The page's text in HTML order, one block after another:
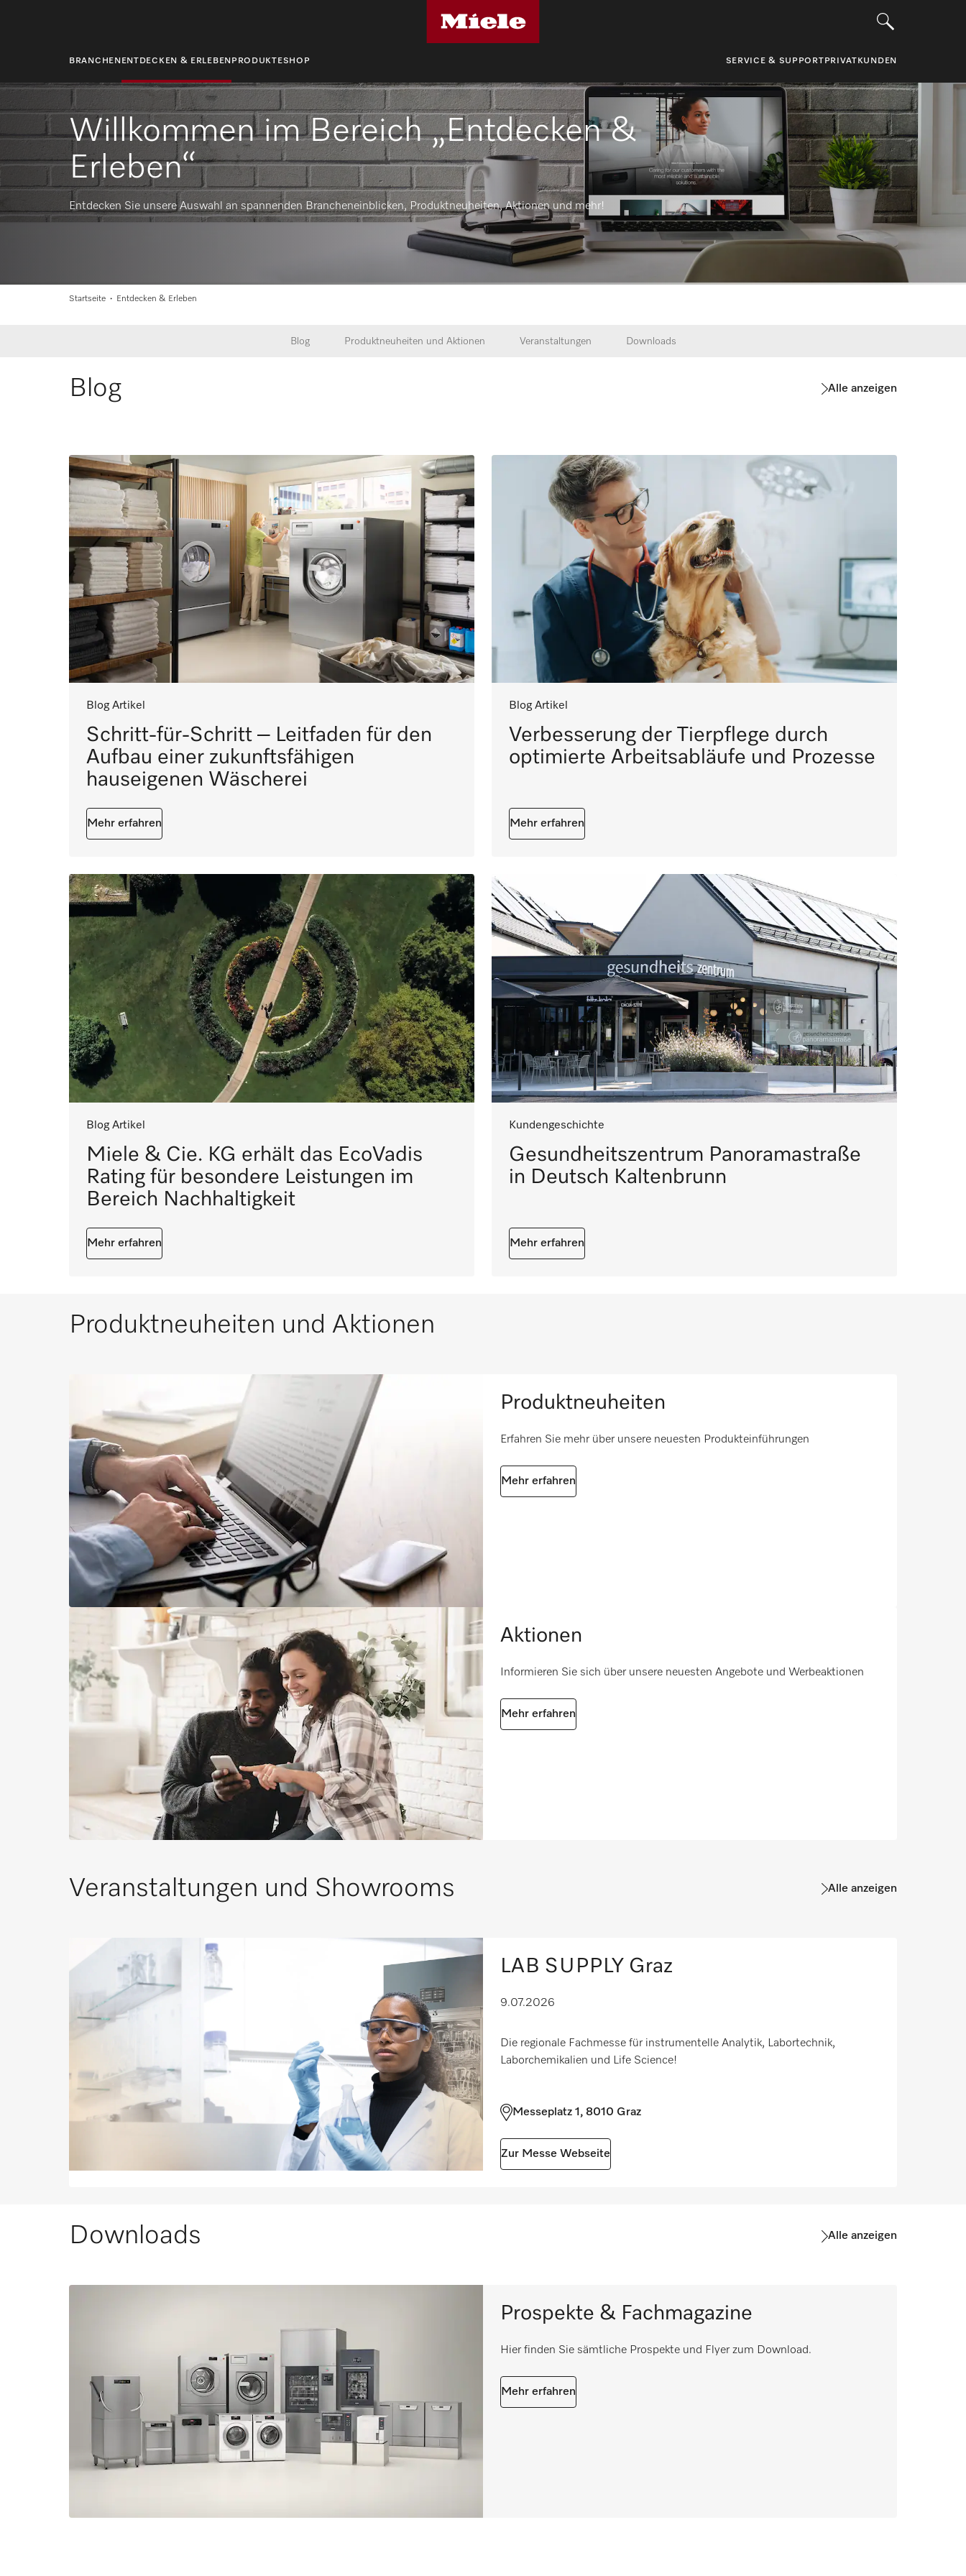
BRANCHEN ENTDECKEN & ERLEBEN PRODUKTESHOP SERVICE & SUPPORT PRIVATKUNDEN
Willkommen im Bereich „Entdecken &
Erleben“
Entdecken Sie unsere Auswahl an spannenden Brancheneinblicken, Produktneuheiten, Aktionen und mehr!
Startseite Entdecken & Erleben
Blog Produktneuheiten und Aktionen Veranstaltungen Downloads
Blog Alle anzeigen
Blog Artikel
Schritt-für-Schritt – Leitfaden für den
Aufbau einer zukunftsfähigen
hauseigenen Wäscherei
Mehr erfahren
Blog Artikel
Verbesserung der Tierpflege durch
optimierte Arbeitsabläufe und Prozesse
Mehr erfahren
Blog Artikel
Miele & Cie. KG erhält das EcoVadis
Rating für besondere Leistungen im
Bereich Nachhaltigkeit
Mehr erfahren
Kundengeschichte
Gesundheitszentrum Panoramastraße
in Deutsch Kaltenbrunn
Mehr erfahren
Produktneuheiten und Aktionen
Produktneuheiten
Erfahren Sie mehr über unsere neuesten Produkteinführungen
Mehr erfahren
Aktionen
Informieren Sie sich über unsere neuesten Angebote und Werbeaktionen
Mehr erfahren
Veranstaltungen und Showrooms Alle anzeigen
LAB SUPPLY Graz
9.07.2026
Die regionale Fachmesse für instrumentelle Analytik, Labortechnik,
Laborchemikalien und Life Science!
Messeplatz 1, 8010 Graz
Zur Messe Webseite
Downloads Alle anzeigen
Prospekte & Fachmagazine
Hier finden Sie sämtliche Prospekte und Flyer zum Download.
Mehr erfahren